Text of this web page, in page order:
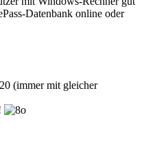
Datenbank online oder
(immer mit gleicher